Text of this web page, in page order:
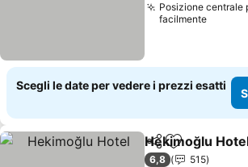
Posizione centrale
facilmente
Scegli le date per vedere i prezzi esatti
CondividiAggiungi ai
Hekimoğlu
6,8
515